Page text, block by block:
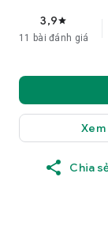
3,9star
11 bài đánh giá
Chia